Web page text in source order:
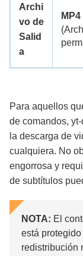
Archi
vo de
Salid
a
Para aquellos
de comandos,
la descarga de
cualquiera. No
engorrosa y
de subtítulos
NOTA: El
está
redistribución